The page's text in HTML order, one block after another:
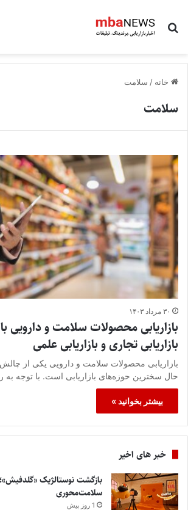
جستجو برای
خانه / سلامت
سلامت
۳۰ مرداد ۱۴۰۳
بازاریابی محصولات سلامت و دارویی با
بازاریابی تجاری و بازاریابی علمی
بازاریابی محصولات سلامت و دارویی یکی از
حال سخترین حوزه‌های بازاریابی است. با توجه به
بیشتر بخوانید »
خبر های اخیر
بازگشت نوستالژیک «گلدفیش»؛
سلامت‌محوری
1 روز پیش